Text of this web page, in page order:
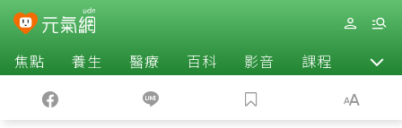
焦點 養生 醫療 百科 影音 課程 退休